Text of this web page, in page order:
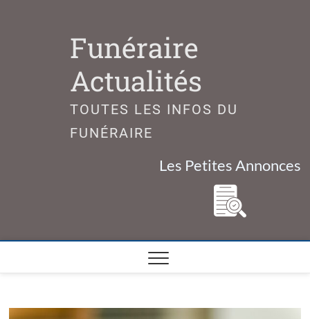
Funéraire
Actualités
TOUTES LES INFOS DU
FUNÉRAIRE
Les Petites Annonces